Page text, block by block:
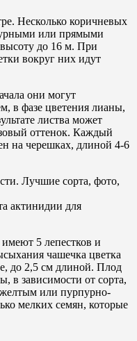
Несколько коричневых
или прямыми
до 16 м. При
вокруг них идут
они могут
в фазе цветения лианы,
листва может
оттенок. Каждый
на черешках, длиной 4-6
актинидии для
5 лепестков и
чашечка цветка
до 2,5 см длиной. Плод
в зависимости от сорта,
желтым или пурпурно-
мелких семян, которые